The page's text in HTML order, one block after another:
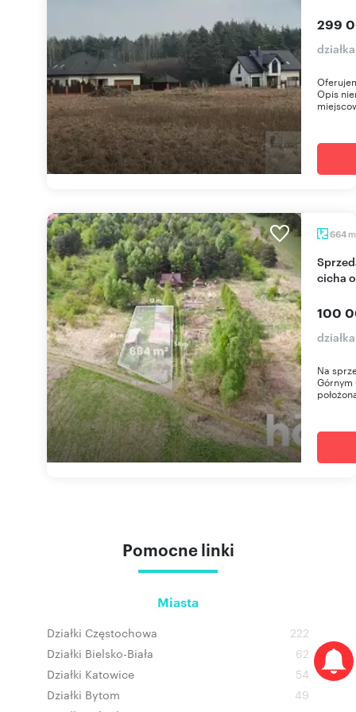
299
Opis
664 m
Sprzedam działkę 664 m² w Kwaśniowie Górnym,
cicha
100
Na
Górnym
Pomocne linki
Miasta
Działki Częstochowa
222
Działki Bielsko-Biała
62
Działki Katowice
54
Działki Bytom
49